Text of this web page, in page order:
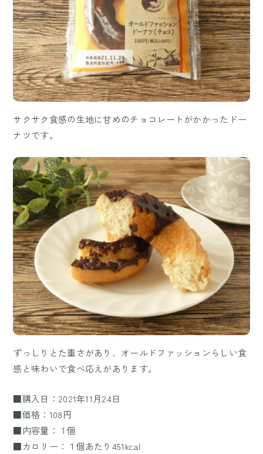
サクサク食感の生地に甘めのチョコレートがかかったドー
ナツです。
ずっしりとた重さがあり、オールドファッションらしい食
感と味わいで食べ応えがあります。
■購入日：2021年11月24日
■価格：108円
■内容量：１個
■カロリー：１個あたり451kcal